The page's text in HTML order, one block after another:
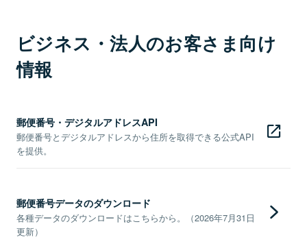
ビジネス・法人のお客さま向け
情報
郵便番号・デジタルアドレスAPI
郵便番号とデジタルアドレスから住所を取得できる公式API
を提供。
郵便番号データのダウンロード
各種データのダウンロードはこちらから。（2026年7月31日
更新）